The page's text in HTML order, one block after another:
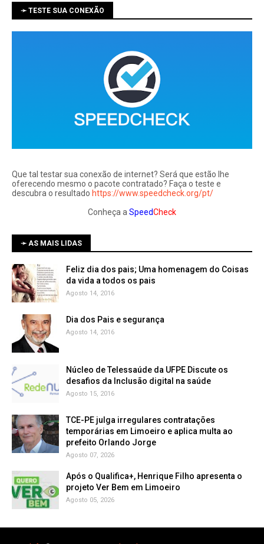
➛ TESTE SUA CONEXÃO
Que tal testar sua conexão de internet? Será que estão lhe
oferecendo mesmo o pacote contratado? Faça o teste e
descubra o resultado https://www.speedcheck.org/pt/
Conheça a SpeedCheck
➛ AS MAIS LIDAS
Feliz dia dos pais; Uma homenagem do Coisas
da vida a todos os pais
Agosto 14, 2016
Dia dos Pais e segurança
Agosto 14, 2016
Núcleo de Telessaúde da UFPE Discute os
Agosto 15, 2016
TCE-PE julga irregulares contratações
temporárias em Limoeiro e aplica multa ao
prefeito Orlando Jorge
Agosto 07, 2026
Após o Qualifica+, Henrique Filho apresenta o
projeto Ver Bem em Limoeiro
Agosto 05, 2026